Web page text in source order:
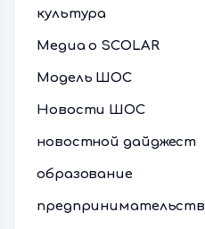
культура
Медиа о SCOLAR
Модель ШОС
Новости ШОС
новостной дайджест
образование